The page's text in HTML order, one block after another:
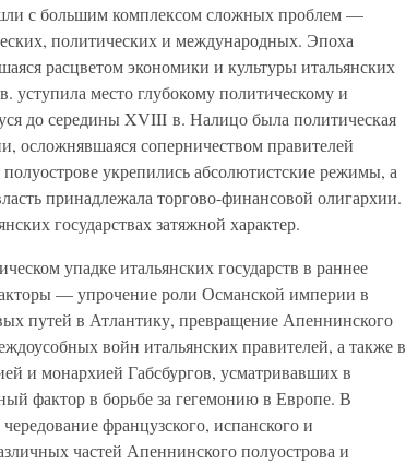
с большим комплексом сложных проблем —
политических и международных. Эпоха
расцветом экономики и культуры итальянских
место глубокому политическому и
до середины XVIII в. Налицо была политическая
осложнявшаяся соперничеством правителей
укрепились абсолютистские режимы, а
принадлежала торгово-финансовой олигархии.
государствах затяжной характер.
упадке итальянских государств в раннее
— упрочение роли Османской империи в
путей в Атлантику, превращение Апеннинского
войн итальянских правителей, а также в
и монархией Габсбургов, усматривавших в
фактор в борьбе за гегемонию в Европе. В
французского, испанского и
частей Апеннинского полуострова и